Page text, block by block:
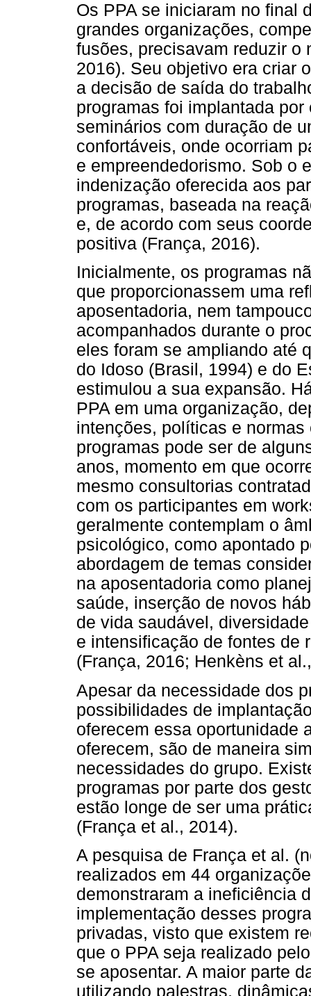
Os PPA se iniciaram no final
grandes organizações,
fusões, precisavam reduzir o
2016). Seu objetivo era criar
a decisão de saída do
programas foi implantada
seminários com duração de
confortáveis, onde ocorriam
e empreendedorismo. Sob o
indenização oferecida aos
programas, baseada na
e, de acordo com seus
positiva (França, 2016).
Inicialmente, os programas
que proporcionassem uma
aposentadoria, nem
acompanhados durante o
eles foram se ampliando até
do Idoso (Brasil, 1994) e do
estimulou a sua expansão.
PPA em uma organização,
intenções, políticas e
programas pode ser de
anos, momento em que
mesmo consultorias
com os participantes em
geralmente contemplam o
psicológico, como apontado
abordagem de temas
na aposentadoria como
saúde, inserção de novos
de vida saudável,
e intensificação de fontes de
(França, 2016; Henkèns et
Apesar da necessidade dos
possibilidades de
oferecem essa oportunidade
oferecem, são de maneira
necessidades do grupo.
programas por parte dos
estão longe de ser uma
(França et al., 2014).
A pesquisa de França et al.
realizados em 44
demonstraram a ineficiência
implementação desses
privadas, visto que existem
que o PPA seja realizado
se aposentar. A maior parte
utilizando palestras,